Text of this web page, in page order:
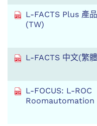
L-FACTS Plus 產
(TW)
L-FACTS 中文(繁
L-FOCUS: L-ROC
Roomautomation